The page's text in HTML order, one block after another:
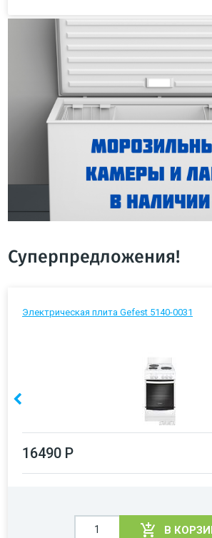
Суперпредложения!
Электрическая плита Gefest 5140-0031
16490 Р
В